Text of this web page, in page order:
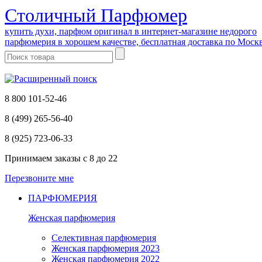
Cтоличный Парфюмер
купить духи, парфюм оригинал в интернет-магазине недорого
парфюмерия в хорошем качестве, бесплатная доставка по
8 800 101-52-46
8 (499) 265-56-40
8 (925) 723-06-33
Принимаем заказы с 8 до 22
Перезвоните мне
ПАРФЮМЕРИЯ
Женская парфюмерия
Селективная парфюмерия
Женская парфюмерия 2023
Женская парфюмерия 2022